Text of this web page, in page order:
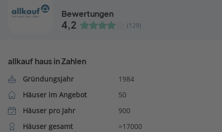
Bewertungen
4,2 (129)
allkauf haus in Zahlen
Gründungsjahr
1984
Häuser im Angebot
50
Häuser pro Jahr
900
Häuser gesamt
>17000